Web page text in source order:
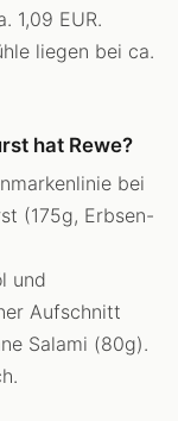
1,09 EUR.
liegen bei ca.
hat Rewe?
bei
(175g, Erbsen-
und
Aufschnitt
Salami (80g).